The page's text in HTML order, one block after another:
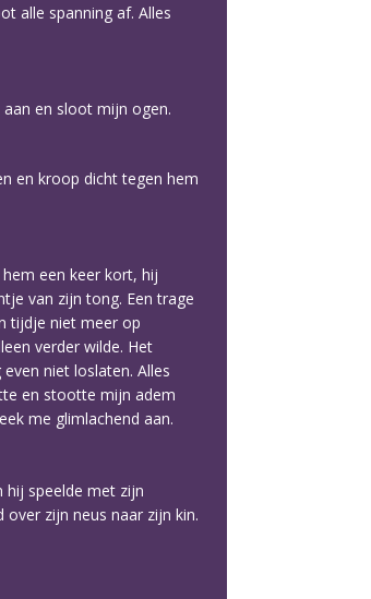
alle spanning af. Alles
en sloot mijn ogen.
en kroop dicht tegen hem
een keer kort, hij
van zijn tong. Een trage
tijdje niet meer op
verder wilde. Het
niet loslaten. Alles
en stootte mijn adem
me glimlachend aan.
hij speelde met zijn
zijn neus naar zijn kin.